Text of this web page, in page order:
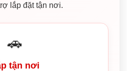
lắp đặt tận nơi.
🚗
tận nơi